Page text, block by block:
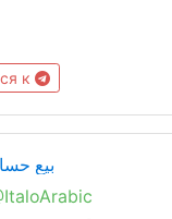
к
بيع